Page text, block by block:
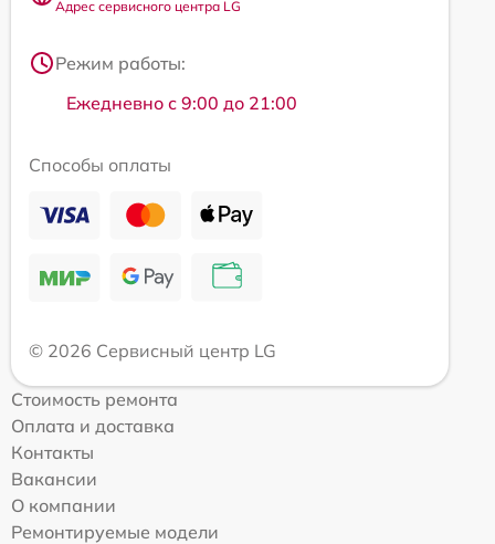
Адрес сервисного центра LG
Режим работы:
Ежедневно с 9:00 до 21:00
Способы оплаты
© 2026 Сервисный центр LG
Стоимость ремонта
Оплата и доставка
Контакты
Вакансии
О компании
Ремонтируемые модели